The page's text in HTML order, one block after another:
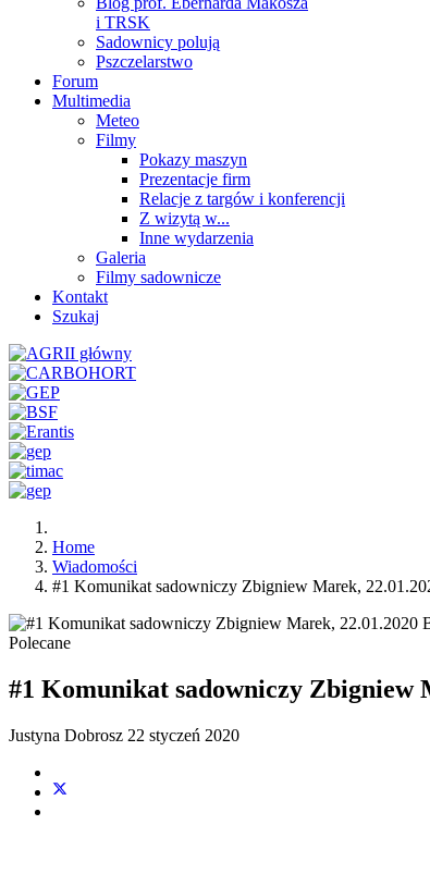
i TRSK
Sadownicy polują
Pszczelarstwo
Forum
Multimedia
Meteo
Filmy
Pokazy maszyn
Prezentacje firm
Relacje z targów i konferencji
Z wizytą w...
Inne wydarzenia
Galeria
Filmy sadownicze
Kontakt
Szukaj
Home
Wiadomości
#1 Komunikat sadowniczy Zbigniew Marek,
Polecane
#1 Komunikat sadowniczy Zbigniew
Justyna Dobrosz 22 styczeń 2020